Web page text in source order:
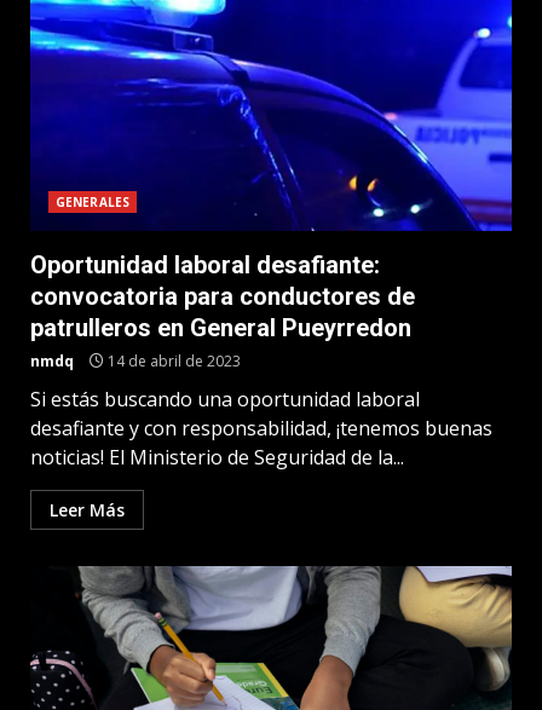
GENERALES
Oportunidad laboral desafiante:
convocatoria para conductores de
patrulleros en General Pueyrredon
nmdq 14 de abril de 2023
Si estás buscando una oportunidad laboral
desafiante y con responsabilidad, ¡tenemos buenas
noticias! El Ministerio de Seguridad de la...
Leer Más